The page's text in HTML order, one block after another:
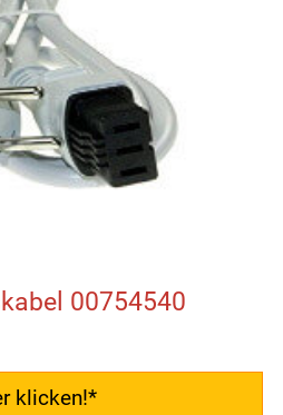
00754540
klicken!*